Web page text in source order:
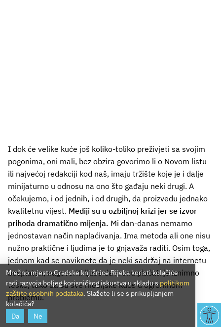
I dok će velike kuće još koliko-toliko preživjeti sa svojim
pogonima, oni mali, bez obzira govorimo li o Novom listu
ili najvećoj redakciji kod naš, imaju tržište koje je i dalje
minijaturno u odnosu na ono što gađaju neki drugi. A
očekujemo, i od jednih, i od drugih, da proizvedu jednako
kvalitetnu vijest. Mediji su u ozbiljnoj krizi jer se izvor
prihoda dramatično mijenja. Mi dan-danas nemamo
jednostavan način naplaćivanja. Ima metoda ali one nisu
nužno praktične i ljudima je to gnjavaža raditi. Osim toga,
jednom kad se naviknete da je neki sadržaj na internetu
besplatan, nagovoriti ljude da krenu plaćati je iznimno
teško, tako da su sve medijske kuće u ogromnom
problemu.”
Mrežno mjesto Gradske knjižnice Rijeka koristi kolačiće
radi razvoja boljeg korisničkog iskustva u skladu spolitikom
zaštite osobnih podataka. Slažete li se s prikupljanjem
kolačića?
Da
Ne